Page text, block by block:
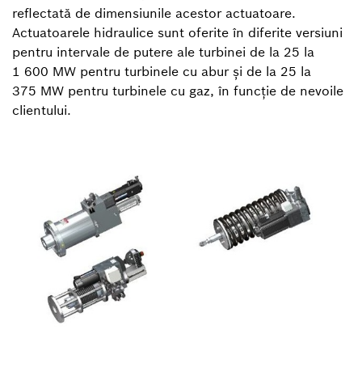
reflectată de dimensiunile acestor actuatoare.
Actuatoarele hidraulice sunt oferite în diferite versiuni
pentru intervale de putere ale turbinei de la 25 la
1 600 MW pentru turbinele cu abur și de la 25 la
375 MW pentru turbinele cu gaz, în funcție de nevoile
clientului.